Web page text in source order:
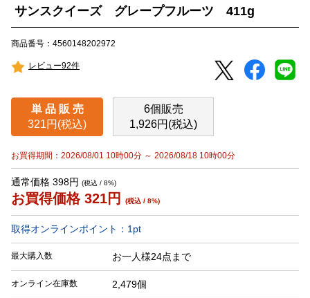
サンスクイーズ グレープフルーツ 411g
商品番号：4560148202972
レビュー92件
単 品 販 売
321円(税込)
6個販売
1,926円(税込)
お買得期間：2026/08/01 10時00分 ～ 2026/08/18 10時00分
通常価格 398円 (税込 / 8%)
お買得価格 321円 (税込 / 8%)
取得オンラインポイント： 1pt
最大購入数 お一人様24点まで
オンライン在庫数 2,479個